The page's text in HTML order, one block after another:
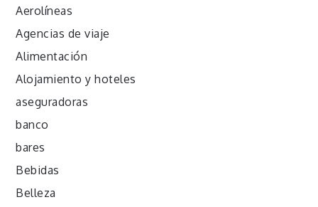
Aerolíneas
Agencias de viaje
Alimentación
Alojamiento y hoteles
aseguradoras
banco
bares
Bebidas
Belleza